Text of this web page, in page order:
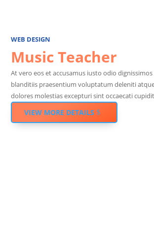
WEB DESIGN
Music Teacher
At vero eos et accusamus iusto odio
blanditiis praesentium voluptatum deleniti
dolores molestias excepturi sint occaecati
VIEW MORE DETAILS